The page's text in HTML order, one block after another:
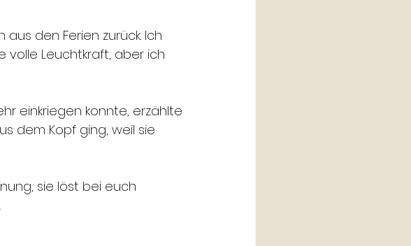
den Ferien zurück. Ich
volle Leuchtkraft, aber ich
einkriegen konnte, erzählte
dem Kopf ging, weil sie
sie löst bei euch